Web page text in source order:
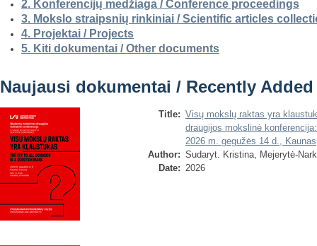
2. Konferencijų medžiaga / Conference proceedings
3. Mokslo straipsnių rinkiniai / Scientific articles
4. Projektai / Projects
5. Kiti dokumentai / Other documents
Naujausi dokumentai / Recently Added
Title: Visų mokslų raktas yra
draugijos mokslinė
2026 m. gegužės 14 d.,
Author: Sudaryt. Kristina, Mejerytė-
Date: 2026